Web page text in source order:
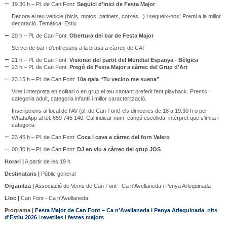
19.30 h – Pl. de Can Font: Seguici d’inici de Festa Major
Decora el teu vehicle (bicis, motos, patinets, cotxes...) i segueix-nos! Premi a la millor
decoració. Temàtica: Estiu
20 h – Pl. de Can Font: Obertura del bar de Festa Major
Servei de bar i d’entrepans a la brasa a càrrec de CAF
21 h – Pl. de Can Font: Visionat del partit del Mundial Espanya - Bèlgica
23 h – Pl. de Can Font: Pregó de Festa Major a càrrec del Grup d'Art
23.15 h – Pl. de Can Font: 10a gala “Tu vecino me suena”
Vine i interpreta en solitari o en grup el teu cantant preferit fent playback. Premis:
categoria adult, categoria infantil i millor caracterització.
Inscripcions al local de l’AV (pl. de Can Font) els dimecres de 18 a 19.30 h o per
WhatsApp al tel. 659 745 140. Cal indicar nom, cançó escollida, intèrpret que s’imita i
categoria
23.45 h – Pl. de Can Font: Coca i cava a càrrec del forn Valero
00.30 h – Pl. de Can Font: DJ en viu a càrrec del grup JOS
Horari |A partir de les 19 h
Destinataris |Públic general
Organitza |Associació de Veïns de Can Font - Ca n'Avellaneda i Penya Arlequinada
Lloc |Can Font - Ca n'Avellaneda
Programa | Festa Major de Can Font – Ca n’Avellaneda i Penya Arlequinada, nits
d'Estiu 2026i revetlles i festes majors